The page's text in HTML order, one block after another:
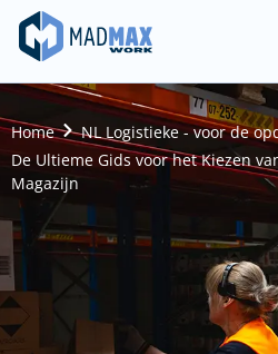
Home
NL Logistieke - voor de
De Ultieme Gids voor het Kiezen
Magazijn